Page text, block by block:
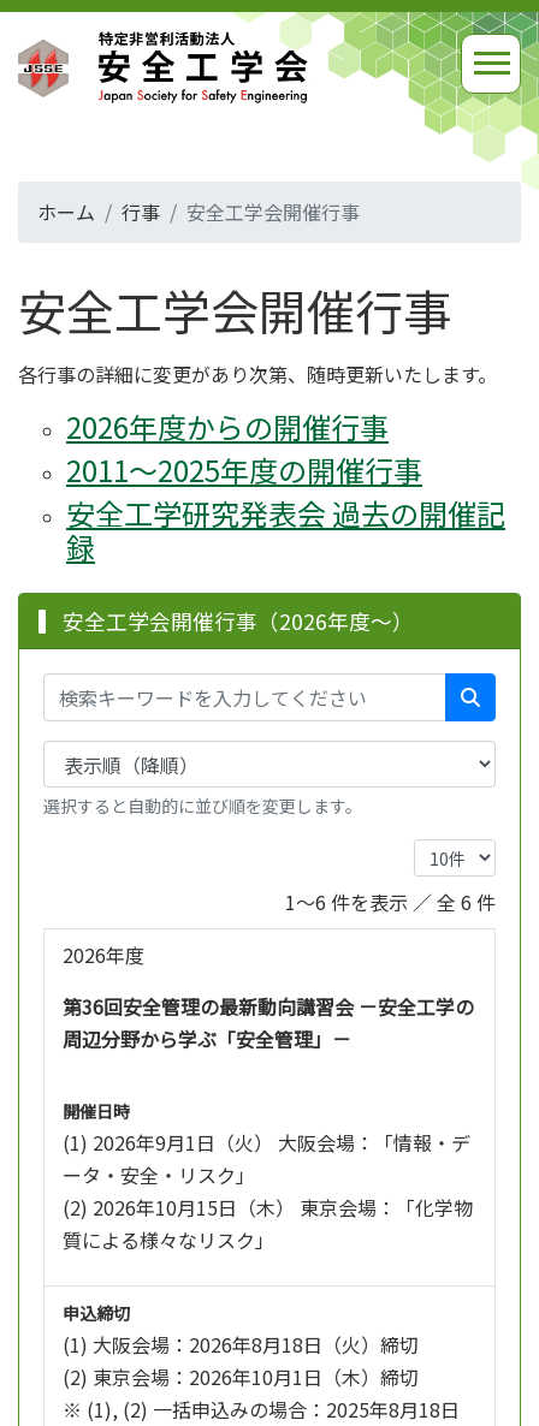
ホーム 行事 安全工学会開催行事
安全工学会開催行事
各行事の詳細に変更があり次第、随時更新いたします。
2026年度からの開催行事
2011～2025年度の開催行事
安全工学研究発表会 過去の開催記
録
安全工学会開催行事（2026年度～）
選択すると自動的に並び順を変更します。
1～6 件を表示 ／ 全 6 件
2026年度
第36回安全管理の最新動向講習会 －安全工学の
周辺分野から学ぶ「安全管理」－
開催日時
(1) 2026年9月1日（火） 大阪会場：「情報・デ
ータ・安全・リスク」
(2) 2026年10月15日（木） 東京会場：「化学物
質による様々なリスク」
申込締切
(1) 大阪会場：2026年8月18日（火）締切
(2) 東京会場：2026年10月1日（木）締切
※ (1), (2) 一括申込みの場合：2025年8月18日